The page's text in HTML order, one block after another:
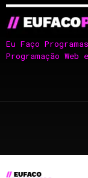
Eu Faço
Programação